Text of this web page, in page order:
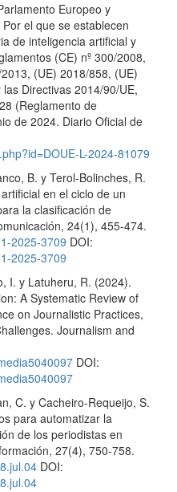
Europeo y
el que se establecen
de inteligencia artificial y
(CE) nº 300/2008,
(UE) 2018/858, (UE)
Directivas 2014/90/UE,
(Reglamento de
de 2024. Diario Oficial de
L-2024-81079
B. y Terol-Bolinches, R.
en el ciclo de un
la clasificación de
24(1), 455-474.
2025-3709 DOI:
2025-3709
I. y Latuheru, R. (2024).
A Systematic Review of
on Journalistic Practices,
Journalism and
DOI:
C. y Cacheiro-Requeijo, S.
para automatizar la
de los periodistas en
27(4), 750-758.
DOI: